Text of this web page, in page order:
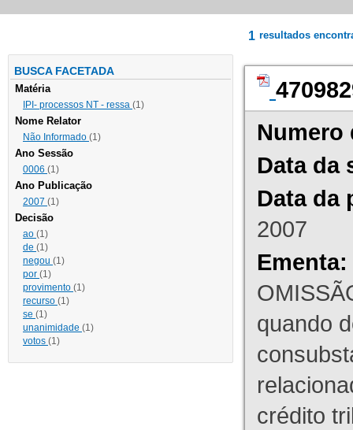
BUSCA FACETADA
Matéria
IPI- processos NT - ressa (1)
Nome Relator
Não Informado (1)
Ano Sessão
0006 (1)
Ano Publicação
2007 (1)
Decisão
ao (1)
de (1)
negou (1)
por (1)
provimento (1)
recurso (1)
se (1)
unanimidade (1)
votos (1)
1 resultados
Numero
Data da
Data da
2007
Ementa:
quando
crédito